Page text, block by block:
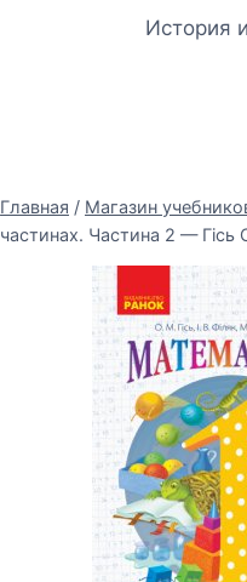
История
Главная / Магазин
частинах. Частина 2 —